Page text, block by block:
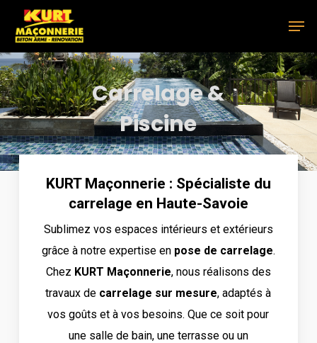
main
content
Carrelage &
Piscine
KURT Maçonnerie : Spécialiste du
carrelage en Haute-Savoie
Sublimez vos espaces intérieurs et extérieurs
grâce à notre expertise en pose de carrelage.
Chez KURT Maçonnerie, nous réalisons des
travaux de carrelage sur mesure, adaptés à
vos goûts et à vos besoins. Que ce soit pour
une salle de bain, une terrasse ou un